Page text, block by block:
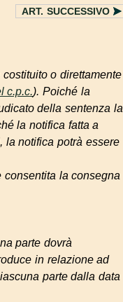
ART. SUCCESSIVO
o direttamente
c.p.c.). Poiché la
della sentenza la
la notifica fatta a
la notifica potrà essere
la consegna
parte dovrà
in relazione ad
parte dalla data